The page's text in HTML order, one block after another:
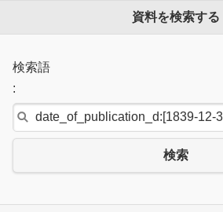
資料を検索する
検索語
:
検索